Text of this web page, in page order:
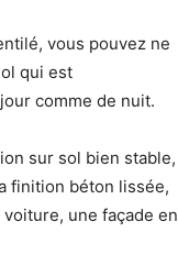
vous pouvez ne
qui est
comme de nuit.
sur sol bien stable,
finition béton lissée,
une façade en